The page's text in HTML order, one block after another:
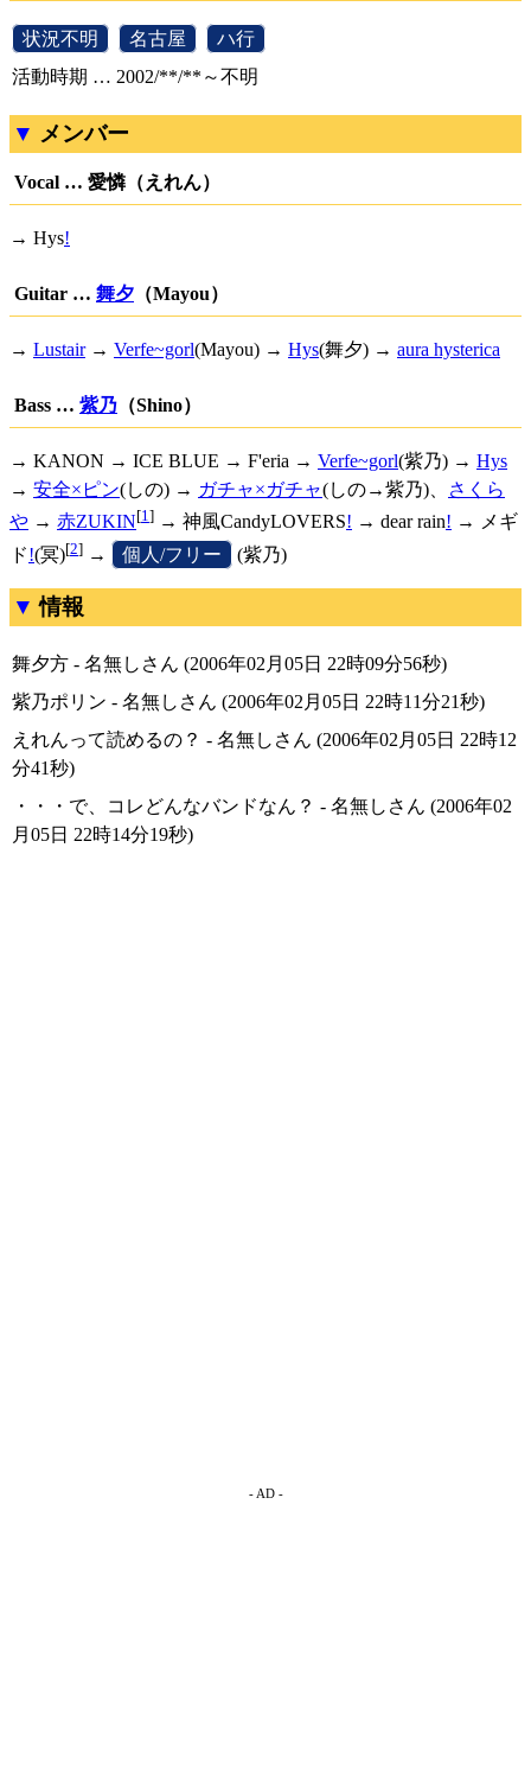
状況不明 名古屋 ハ行
活動時期 … 2002/**/**～不明
メンバー
Vocal … 愛憐（えれん）
→ Hys!
Guitar … 舞夕 （Mayou）
→ Lustair→ Verfe~gorl(Mayou) → Hys(舞夕) → aura hysterica
Bass … 紫乃 （Shino）
→ KANON → ICE BLUE → F'eria → Verfe~gorl(紫乃) → Hys
→ 安全×ピン(しの) → ガチャ×ガチャ(しの→紫乃)、
さくら
や → 赤ZUKIN[1] → 神風CandyLOVERS! → dear rain! → メギ
ド!(冥)[2] → 個人/フリー (紫乃)
情報
舞夕方 - 名無しさん (2006年02月05日 22時09分56秒)
紫乃ポリン - 名無しさん (2006年02月05日 22時11分21秒)
えれんって読めるの？ - 名無しさん (2006年02月05日 22時12
分41秒)
・・・で、コレどんなバンドなん？ - 名無しさん (2006年02
月05日 22時14分19秒)
- AD -